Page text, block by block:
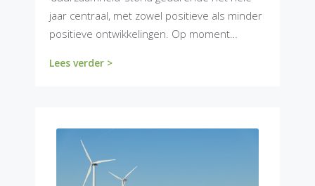
jaar centraal, met zowel positieve als minder
positieve ontwikkelingen. Op moment…
Lees verder >